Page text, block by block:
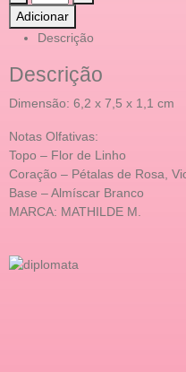
Adicionar
Descrição
Descrição
Dimensão: 6,2 x 7,5 x 1,1 cm
Notas Olfativas:
Topo – Flor de Linho
Coração – Pétalas de Rosa,
Base – Almíscar Branco
MARCA: MATHILDE M.